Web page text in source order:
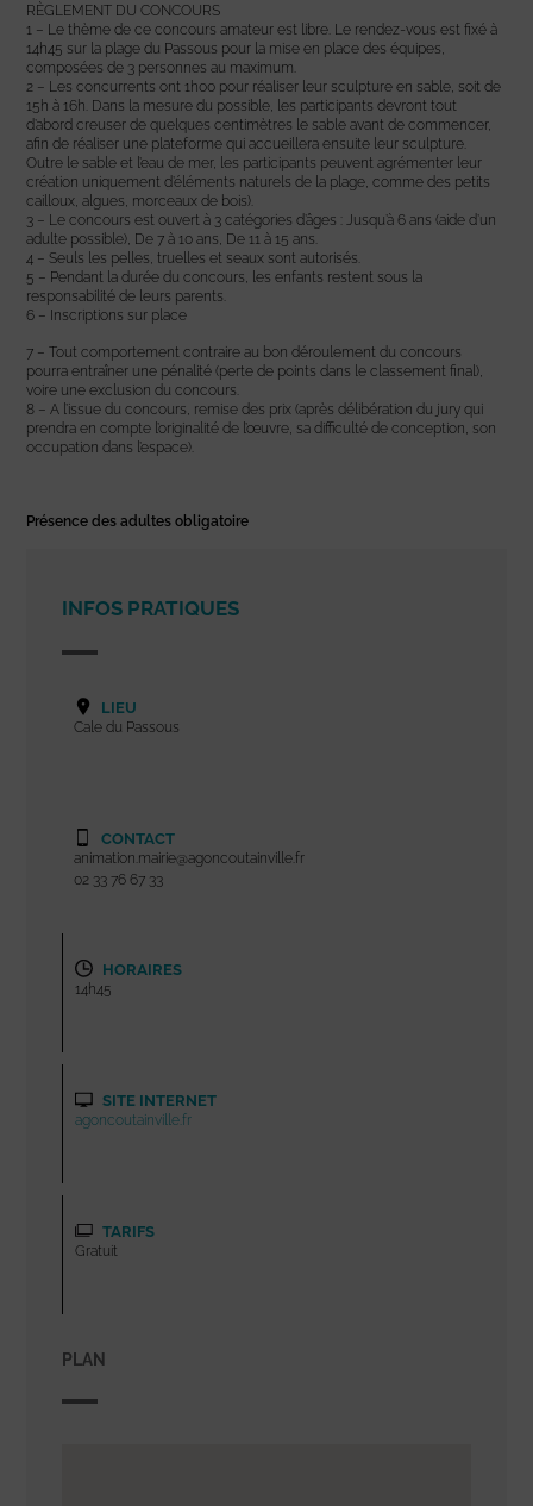
RÈGLEMENT DU CONCOURS
1 – Le thème de ce concours amateur est libre. Le rendez-vous est fixé à
14h45 sur la plage du Passous pour la mise en place des équipes,
composées de 3 personnes au maximum.
2 – Les concurrents ont 1h00 pour réaliser leur sculpture en sable, soit de
15h à 16h. Dans la mesure du possible, les participants devront tout
d’abord creuser de quelques centimètres le sable avant de commencer,
afin de réaliser une plateforme qui accueillera ensuite leur sculpture.
Outre le sable et l’eau de mer, les participants peuvent agrémenter leur
création uniquement d’éléments naturels de la plage, comme des petits
cailloux, algues, morceaux de bois).
3 – Le concours est ouvert à 3 catégories d’âges : Jusqu’à 6 ans (aide d’un
adulte possible), De 7 à 10 ans, De 11 à 15 ans.
4 – Seuls les pelles, truelles et seaux sont autorisés.
5 – Pendant la durée du concours, les enfants restent sous la
responsabilité de leurs parents.
6 – Inscriptions sur place
7 – Tout comportement contraire au bon déroulement du concours
pourra entraîner une pénalité (perte de points dans le classement final),
voire une exclusion du concours.
8 – A l’issue du concours, remise des prix (après délibération du jury qui
prendra en compte l’originalité de l’œuvre, sa difficulté de conception, son
occupation dans l’espace).
Présence des adultes obligatoire
INFOS PRATIQUES
LIEU
Cale du Passous
CONTACT
animation.mairie@agoncoutainville.fr
02 33 76 67 33
HORAIRES
14h45
SITE INTERNET
agoncoutainville.fr
TARIFS
Gratuit
PLAN